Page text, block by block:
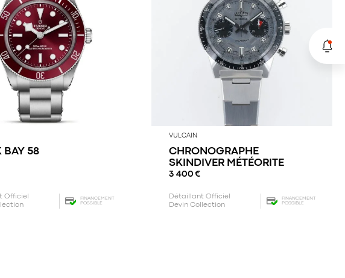
BAY 58
Officiel
FINANCEMENT
POSSIBLE
VULCAIN
CHRONOGRAPHE
SKINDIVER MÉTÉORITE
3 400 €
Détaillant Officiel
Devin Collection
FINANCEMENT
POSSIBLE